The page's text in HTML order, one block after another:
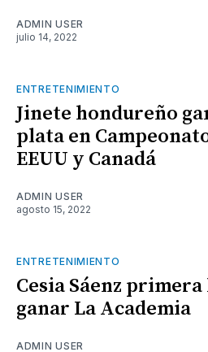
ADMIN USER
julio 14, 2022
ENTRETENIMIENTO
Jinete hondureño
plata en
EEUU y Canadá
ADMIN USER
agosto 15, 2022
ENTRETENIMIENTO
Cesia Sáenz
ganar La Academia
ADMIN USER